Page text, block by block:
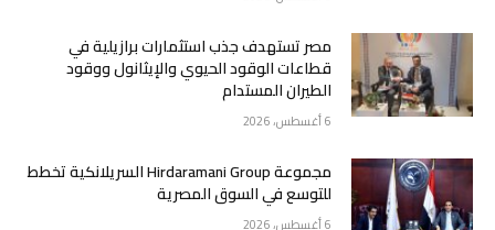
مصر تستهدف جذب استثمارات برازيلية في
قطاعات الوقود الحيوي والإيثانول ووقود
الطيران المستدام
6 أغسطس، 2026
مجموعة Hirdaramani Group السريلانكية تخطط
للتوسع في السوق المصرية
6 أغسطس، 2026